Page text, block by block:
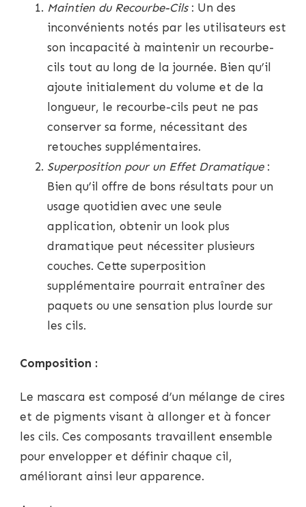
Maintien du Recourbe-Cils: Un des
inconvénients notés par les utilisateurs est
son incapacité à maintenir un recourbe-
cils tout au long de la journée. Bien qu’il
ajoute initialement du volume et de la
longueur, le recourbe-cils peut ne pas
conserver sa forme, nécessitant des
retouches supplémentaires.
Superposition pour un Effet Dramatique:
Bien qu’il offre de bons résultats pour un
usage quotidien avec une seule
application, obtenir un look plus
dramatique peut nécessiter plusieurs
couches. Cette superposition
supplémentaire pourrait entraîner des
paquets ou une sensation plus lourde sur
les cils.
Composition :
Le mascara est composé d’un mélange de cires
et de pigments visant à allonger et à foncer
les cils. Ces composants travaillent ensemble
pour envelopper et définir chaque cil,
améliorant ainsi leur apparence.